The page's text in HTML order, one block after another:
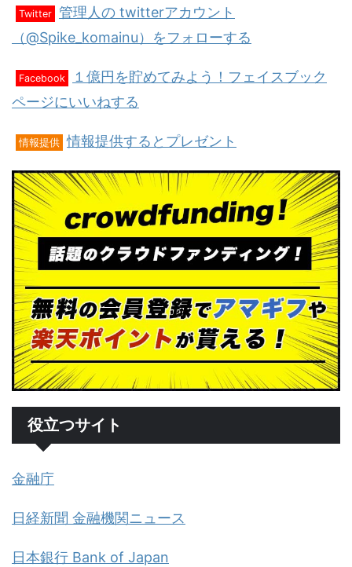
Twitter 管理人の twitterアカウント
（@Spike_komainu）をフォローする
Facebook
１億円を貯めてみよう！フェイスブック
ページにいいねする
情報提供 情報提供するとプレゼント
役立つサイト
金融庁
日経新聞 金融機関ニュース
日本銀行 Bank of Japan